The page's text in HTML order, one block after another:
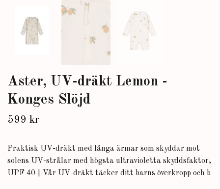
Aster, UV-dräkt Lemon -
Konges Slöjd
599 kr
Praktisk UV-dräkt med långa ärmar som skyddar mot
solens UV-strålar med högsta ultravioletta skyddsfaktor,
UPF 40+Vår UV-dräkt täcker ditt barns överkropp och b